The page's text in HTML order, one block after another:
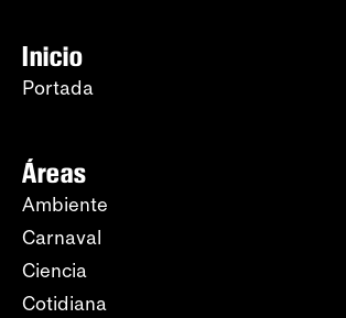
Inicio
Portada
Áreas
Ambiente
Carnaval
Ciencia
Cotidiana